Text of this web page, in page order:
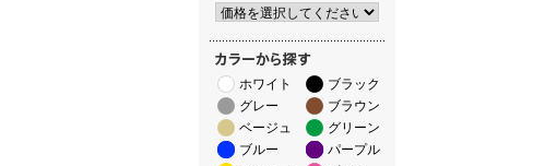
ホワイト
ブラック
グレー
ブラウン
ベージュ
グリーン
ブルー
パープル